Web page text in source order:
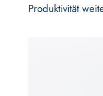
Produktivität